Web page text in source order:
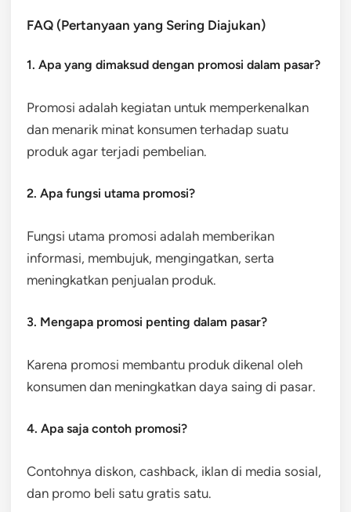
FAQ (Pertanyaan yang Sering Diajukan)
1. Apa yang dimaksud dengan promosi dalam pasar?
Promosi adalah kegiatan untuk memperkenalkan
dan menarik minat konsumen terhadap suatu
produk agar terjadi pembelian.
2. Apa fungsi utama promosi?
Fungsi utama promosi adalah memberikan
informasi, membujuk, mengingatkan, serta
meningkatkan penjualan produk.
3. Mengapa promosi penting dalam pasar?
Karena promosi membantu produk dikenal oleh
konsumen dan meningkatkan daya saing di pasar.
4. Apa saja contoh promosi?
Contohnya diskon, cashback, iklan di media sosial,
dan promo beli satu gratis satu.